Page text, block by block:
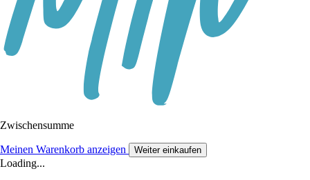
Zwischensumme
Meinen Warenkorb anzeigen Weiter einkaufen
Loading...